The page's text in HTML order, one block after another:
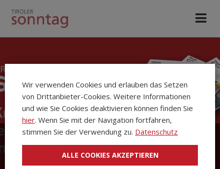
Die Kirchenzeitung Tiroler
Wir verwenden Cookies und erlauben das Setzen
von Drittanbieter-Cookies. Weitere Informationen
und wie Sie Cookies deaktivieren können finden Sie
hier. Wenn Sie mit der Navigation fortfahren,
stimmen Sie der Verwendung zu. Datenschutz
ALLE COOKIES AKZEPTIEREN